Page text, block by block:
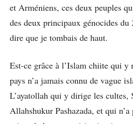
et Arméniens, ces deux peuples
des deux principaux génocides
dire que je tombais de haut.
Est-ce grâce à l’Islam chiite qui y
pays n’a jamais connu de vague
L’ayatollah qui y dirige les
Allahshukur Pashazada, et qui